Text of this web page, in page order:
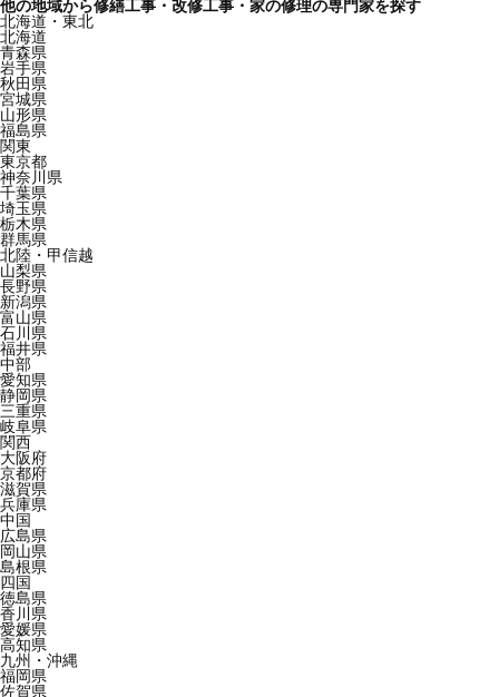
他の地域から修繕工事・改修工事・家の修理の専門家を探す
北海道・東北
北海道
青森県
岩手県
秋田県
宮城県
山形県
福島県
関東
東京都
神奈川県
千葉県
埼玉県
栃木県
群馬県
北陸・甲信越
山梨県
長野県
新潟県
富山県
石川県
福井県
中部
愛知県
静岡県
三重県
岐阜県
関西
大阪府
京都府
滋賀県
兵庫県
中国
広島県
岡山県
島根県
四国
徳島県
香川県
愛媛県
高知県
九州・沖縄
福岡県
佐賀県